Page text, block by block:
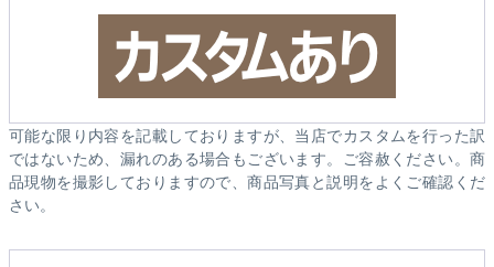
可能な限り内容を記載しておりますが、当店でカスタムを行った訳
ではないため、漏れのある場合もございます。ご容赦ください。商
品現物を撮影しておりますので、商品写真と説明をよくご確認くだ
さい。